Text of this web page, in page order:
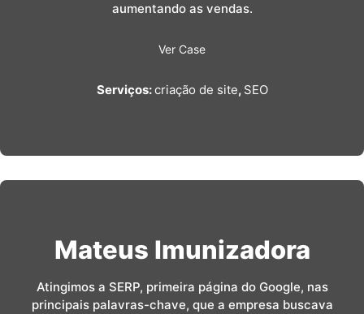
aumentando as vendas.
Ver Case
Serviços:criação de site, SEO
Mateus Imunizadora
Atingimos a SERP, primeira página do Google, nas
principais palavras-chave, que a empresa buscava